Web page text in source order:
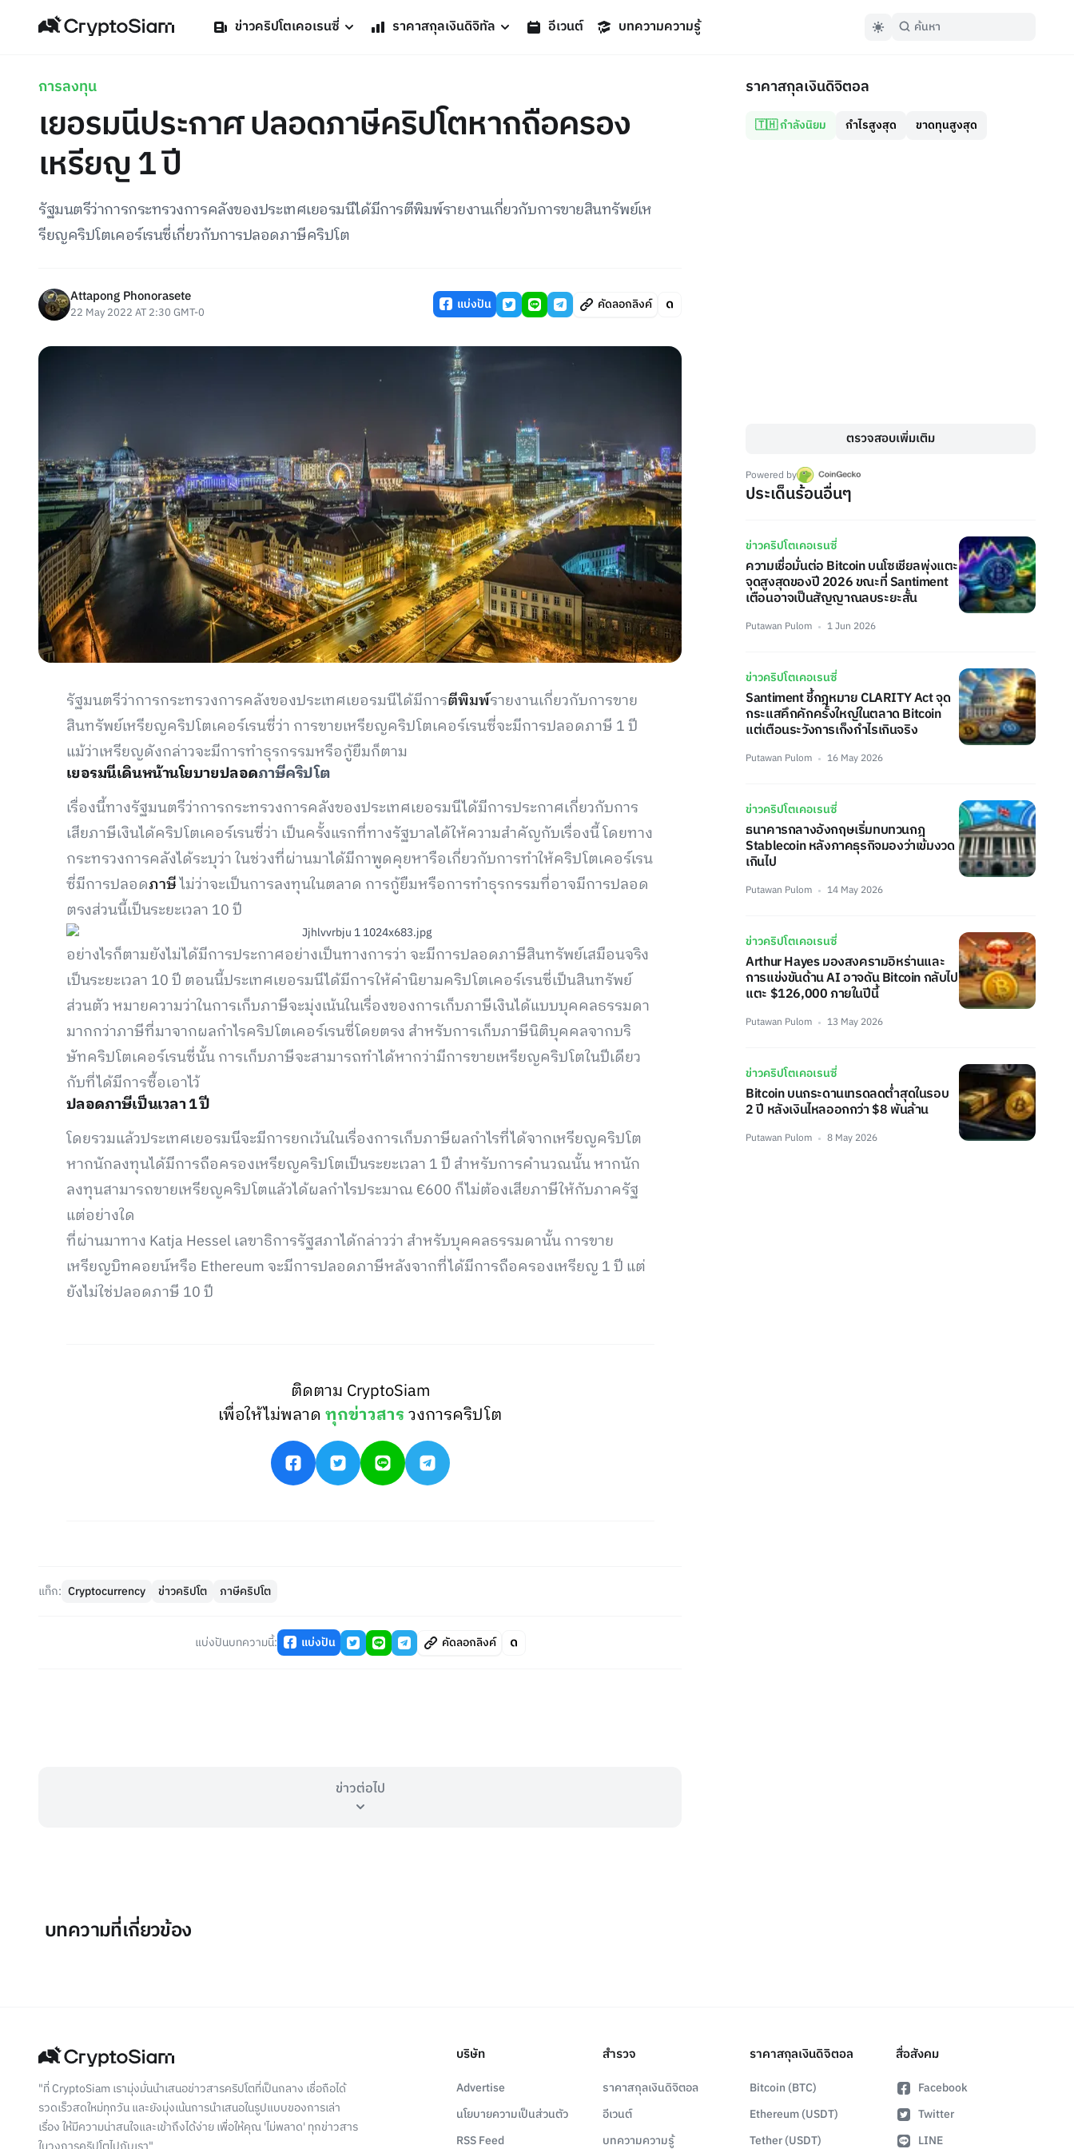
ข่าวคริปโตเคอเรนซี่ ราคาสกุลเงินดิจิทัล อีเวนต์ บทความความรู้
การลงทุน
เยอรมนีประกาศ ปลอดภาษีคริปโตหากถือครอง
เหรียญ 1 ปี
รัฐมนตรีว่าการกระทรวงการคลังของประเทศเยอรมนีได้มีการตีพิมพ์รายงานเกี่ยวกับการขายสินทรัพย์เห
รียญคริปโตเคอร์เรนซี่เกี่ยวกับการปลอดภาษีคริปโต
Attapong Phonorasete
22 May 2022 AT 2:30 GMT-0 แบ่งปัน คัดลอกลิงค์
รัฐมนตรีว่าการกระทรวงการคลังของประเทศเยอรมนีได้มีการตีพิมพ์รายงานเกี่ยวกับการขาย
สินทรัพย์เหรียญคริปโตเคอร์เรนซี่ว่า การขายเหรียญคริปโตเคอร์เรนซี่จะมีการปลอดภาษี 1 ปี
แม้ว่าเหรียญดังกล่าวจะมีการทำธุรกรรมหรือกู้ยืมก็ตาม
เยอรมนีเดินหน้านโยบายปลอดภาษีคริปโต
เรื่องนี้ทางรัฐมนตรีว่าการกระทรวงการคลังของประเทศเยอรมนีได้มีการประกาศเกี่ยวกับการ
เสียภาษีเงินได้คริปโตเคอร์เรนซี่ว่า เป็นครั้งแรกที่ทางรัฐบาลได้ให้ความสำคัญกับเรื่องนี้ โดยทาง
กระทรวงการคลังได้ระบุว่า ในช่วงที่ผ่านมาได้มีกาพูดคุยหารือเกี่ยวกับการทำให้คริปโตเคอร์เรน
ซี่มีการปลอดภาษีไม่ว่าจะเป็นการลงทุนในตลาด การกู้ยืมหรือการทำธุรกรรมที่อาจมีการปลอด
ตรงส่วนนี้เป็นระยะเวลา 10 ปี
อย่างไรก็ตามยังไม่ได้มีการประกาศอย่างเป็นทางการว่า จะมีการปลอดภาษีสินทรัพย์เสมือนจริง
เป็นระยะเวลา 10 ปี ตอนนี้ประเทศเยอรมนีได้มีการให้คำนิยามคริปโตเคอร์เรนซี่เป็นสินทรัพย์
ส่วนตัว หมายความว่าในการเก็บภาษีจะมุ่งเน้นในเรื่องของการเก็บภาษีเงินได้แบบบุคคลธรรมดา
มากกว่าภาษีที่มาจากผลกำไรคริปโตเคอร์เรนซี่โดยตรง สำหรับการเก็บภาษีนิติบุคคลจากบริ
ษัทคริปโตเคอร์เรนซี่นั้น การเก็บภาษีจะสามารถทำได้หากว่ามีการขายเหรียญคริปโตในปีเดียว
กับที่ได้มีการซื้อเอาไว้
ปลอดภาษีเป็นเวลา 1 ปี
โดยรวมแล้วประเทศเยอรมนีจะมีการยกเว้นในเรื่องการเก็บภาษีผลกำไรที่ได้จากเหรียญคริปโต
หากนักลงทุนได้มีการถือครองเหรียญคริปโตเป็นระยะเวลา 1 ปี สำหรับการคำนวณนั้น หากนัก
ลงทุนสามารถขายเหรียญคริปโตแล้วได้ผลกำไรประมาณ €600 ก็ไม่ต้องเสียภาษีให้กับภาครัฐ
แต่อย่างใด
ที่ผ่านมาทาง Katja Hessel เลขาธิการรัฐสภาได้กล่าวว่า สำหรับบุคคลธรรมดานั้น การขาย
เหรียญบิทคอยน์หรือ Ethereum จะมีการปลอดภาษีหลังจากที่ได้มีการถือครองเหรียญ 1 ปี แต่
ยังไม่ใช่ปลอดภาษี 10 ปี
ติดตาม CryptoSiam
เพื่อให้ไม่พลาดทุกข่าวสารวงการคริปโต
แท็ก: Cryptocurrency ข่าวคริปโต ภาษีคริปโต
แบ่งปันบทความนี้: แบ่งปัน คัดลอกลิงค์
ข่าวต่อไป
ราคาสกุลเงินดิจิตอล
🇹🇭 กำลังนิยม กำไรสูงสุด ขาดทุนสูงสุด
ตรวจสอบเพิ่มเติม
Powered by
ประเด็นร้อนอื่นๆ
ข่าวคริปโตเคอเรนซี่
ความเชื่อมั่นต่อ Bitcoin บนโซเชียลพุ่งแตะ
จุดสูงสุดของปี 2026 ขณะที่ Santiment
เตือนอาจเป็นสัญญาณลบระยะสั้น
Putawan Pulom 1 Jun 2026
ข่าวคริปโตเคอเรนซี่
Santiment ชี้กฎหมาย CLARITY Act จุด
กระแสคึกคักครั้งใหญ่ในตลาด Bitcoin
แต่เตือนระวังการเก็งกำไรเกินจริง
Putawan Pulom 16 May 2026
ข่าวคริปโตเคอเรนซี่
ธนาคารกลางอังกฤษเริ่มทบทวนกฎ
Stablecoin หลังภาคธุรกิจมองว่าเข้มงวด
เกินไป
Putawan Pulom 14 May 2026
ข่าวคริปโตเคอเรนซี่
Arthur Hayes มองสงครามอิหร่านและ
การแข่งขันด้าน AI อาจดัน Bitcoin กลับไป
แตะ $126,000 ภายในปีนี้
Putawan Pulom 13 May 2026
ข่าวคริปโตเคอเรนซี่
Bitcoin บนกระดานเทรดลดต่ำสุดในรอบ
2 ปี หลังเงินไหลออกกว่า $8 พันล้าน
Putawan Pulom 8 May 2026
บทความที่เกี่ยวข้อง
"ที่ CryptoSiam เรามุ่งมั่นนำเสนอข่าวสารคริปโตที่เป็นกลาง เชื่อถือได้
รวดเร็วสดใหม่ทุกวัน และยังมุ่งเน้นการนำเสนอในรูปแบบของการเล่า
เรื่อง ให้มีความน่าสนใจและเข้าถึงได้ง่าย เพื่อให้คุณ 'ไม่พลาด' ทุกข่าวสาร
บริษัท
Advertise
นโยบายความเป็นส่วนตัว
RSS Feed
สำรวจ
ราคาสกุลเงินดิจิตอล
อีเวนต์
บทความความรู้
ราคาสกุลเงินดิจิตอล
Bitcoin (BTC)
Ethereum (USDT)
Tether (USDT)
สื่อสังคม
Facebook
Twitter
LINE